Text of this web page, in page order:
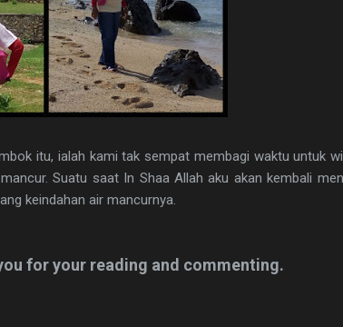
itu, ialah kami tak sempat membagi waktu untuk
Suatu saat In Shaa Allah aku akan kembali
keindahan air mancurnya.
for your reading and commenting.